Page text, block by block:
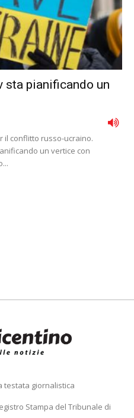
sta pianificando un
il conflitto russo-ucraino.
un vertice con
testata giornalistica
Stampa del Tribunale di